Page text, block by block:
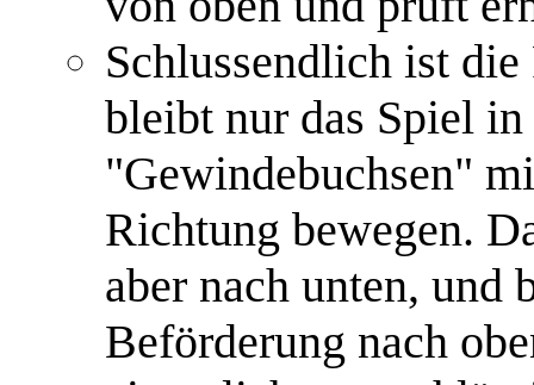
Schlussendlich ist
bleibt nur das Spiel
"Gewindebuchsen"
Richtung bewegen.
aber nach unten, und
Beförderung nach